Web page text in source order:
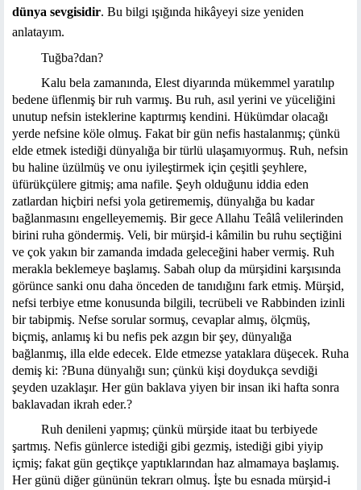
dünya sevgisidir. Bu bilgi ışığında hikâyeyi size yeniden
anlatayım.
Tuğba?dan?
Kalu bela zamanında, Elest diyarında mükemmel yaratılıp
bedene üflenmiş bir ruh varmış. Bu ruh, asıl yerini ve yüceliğini
unutup nefsin isteklerine kaptırmış kendini. Hükümdar olacağı
yerde nefsine köle olmuş. Fakat bir gün nefis hastalanmış; çünkü
elde etmek istediği dünyalığa bir türlü ulaşamıyormuş. Ruh, nefsin
bu haline üzülmüş ve onu iyileştirmek için çeşitli şeyhlere,
üfürükçülere gitmiş; ama nafile. Şeyh olduğunu iddia eden
zatlardan hiçbiri nefsi yola getirememiş, dünyalığa bu kadar
bağlanmasını engelleyememiş. Bir gece Allahu Teâlâ velilerinden
birini ruha göndermiş. Veli, bir mürşid-i kâmilin bu ruhu seçtiğini
ve çok yakın bir zamanda imdada geleceğini haber vermiş. Ruh
merakla beklemeye başlamış. Sabah olup da mürşidini karşısında
görünce sanki onu daha önceden de tanıdığını fark etmiş. Mürşid,
nefsi terbiye etme konusunda bilgili, tecrübeli ve Rabbinden izinli
bir tabipmiş. Nefse sorular sormuş, cevaplar almış, ölçmüş,
biçmiş, anlamış ki bu nefis pek azgın bir şey, dünyalığa
bağlanmış, illa elde edecek. Elde etmezse yataklara düşecek. Ruha
demiş ki: ?Buna dünyalığı sun; çünkü kişi doydukça sevdiği
şeyden uzaklaşır. Her gün baklava yiyen bir insan iki hafta sonra
baklavadan ikrah eder.?
Ruh denileni yapmış; çünkü mürşide itaat bu terbiyede
şartmış. Nefis günlerce istediği gibi gezmiş, istediği gibi yiyip
içmiş; fakat gün geçtikçe yaptıklarından haz almamaya başlamış.
Her günü diğer gününün tekrarı olmuş. İşte bu esnada mürşid-i